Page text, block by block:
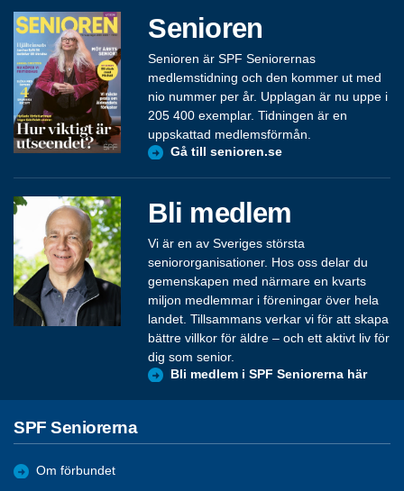
Senioren
Senioren är SPF Seniorernas
medlemstidning och den kommer ut med
nio nummer per år. Upplagan är nu uppe i
205 400 exemplar. Tidningen är en
uppskattad medlemsförmån.
Gå till senioren.se
Bli medlem
Vi är en av Sveriges största
seniororganisationer. Hos oss delar du
gemenskapen med närmare en kvarts
miljon medlemmar i föreningar över hela
landet. Tillsammans verkar vi för att skapa
bättre villkor för äldre – och ett aktivt liv för
dig som senior.
Bli medlem i SPF Seniorerna här
SPF Seniorerna
Om förbundet